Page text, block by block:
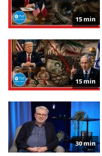
15 min
15 min
30 min